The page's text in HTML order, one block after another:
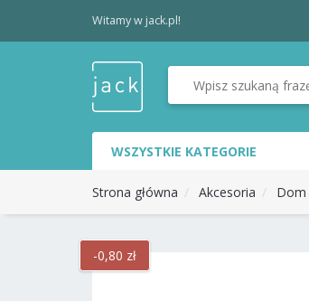
Witamy w jack.pl!
WSZYSTKIE KATEGORIE
Strona główna Akcesoria Dom
-0,80 zł